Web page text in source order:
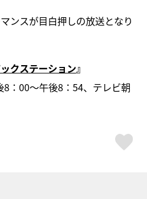
ンスが目白押しの放送となり
クステーション』
：00～午後8：54、テレビ朝